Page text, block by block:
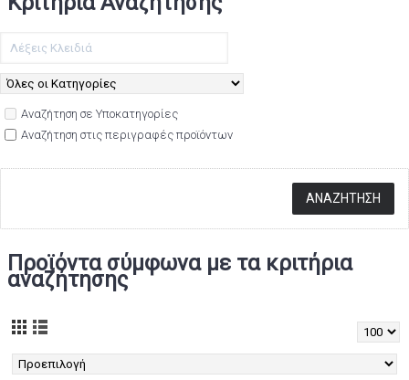
Αναζήτηση σε Υποκατηγορίες
Αναζήτηση στις περιγραφές προϊόντων
Προϊόντα σύμφωνα με τα κριτήρια
αναζήτησης